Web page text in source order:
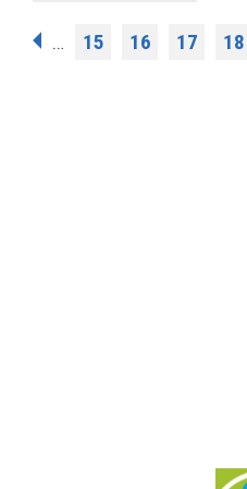
Σελίδες
… 15 16 17 18